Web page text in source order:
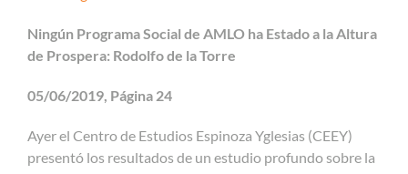
Ningún Programa Social de AMLO ha Estado a la Altura
de Prospera: Rodolfo de la Torre
05/06/2019, Página 24
Ayer el Centro de Estudios Espinoza Yglesias (CEEY)
presentó los resultados de un estudio profundo sobre la